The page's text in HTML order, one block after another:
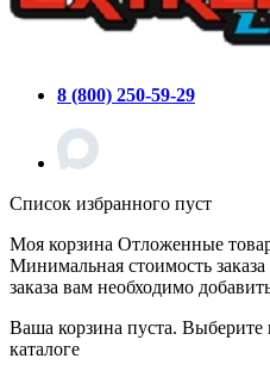
8 (800) 250-59-29
Список избранного пуст
Моя корзина Отложенные
Минимальная стоимость
заказа вам необходимо
Ваша корзина пуста.
каталоге